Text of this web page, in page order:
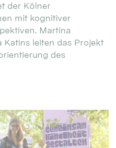
der Kölner
mit kognitiver
Martina
Katins leiten das Projekt
des